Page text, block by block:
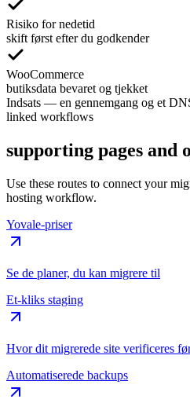
Risiko for nedetid
skift først efter du godkender
WooCommerce
butiksdata bevaret og tjekket
Indsats — en gennemgang og et
linked workflows
supporting pages and
Use these routes to connect your
hosting workflow.
Yovale-priser
Se de planer, du kan migrere til
Et-kliks staging
Hvor dit migrerede site verificeres
Automatiserede backups